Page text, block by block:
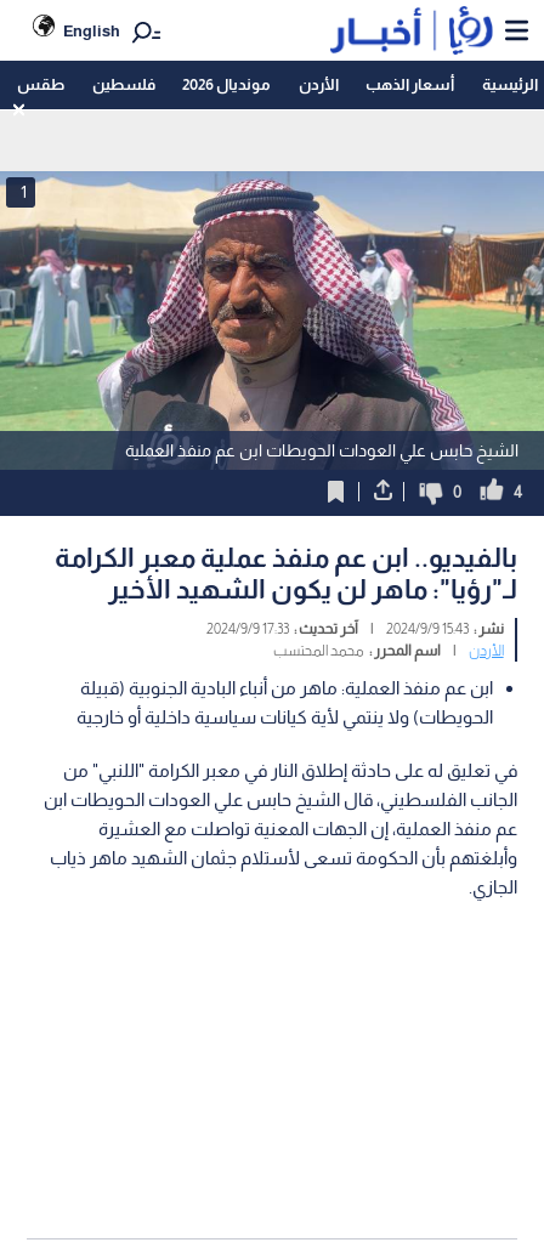
English
الرئيسية أسعار الذهب الأردن مونديال 2026 فلسطين طقس
الشيخ حابس علي العودات الحويطات ابن عم منفذ العملية
1
4
0
بالفيديو.. ابن عم منفذ عملية معبر الكرامة
لـ"رؤيا": ماهر لن يكون الشهيد الأخير
نشر :15:43 2024/9/9
| آخر تحديث :17:33 2024/9/9
الأردن
| اسم المحرر : محمد المحتسب
ابن عم منفذ العملية: ماهر من أنباء البادية الجنوبية (قبيلة
الحويطات) ولا ينتمي لأية كيانات سياسية داخلية أو خارجية
في تعليق له على حادثة إطلاق النار في معبر الكرامة "اللنبي" من
الجانب الفلسطيني، قال الشيخ حابس علي العودات الحويطات ابن
عم منفذ العملية، إن الجهات المعنية تواصلت مع العشيرة
وأبلغتهم بأن الحكومة تسعى لأستلام جثمان الشهيد ماهر ذياب
الجازي.